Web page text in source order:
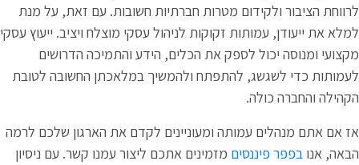
מטרות חברתיות חשובות. עם זאת, על מנת
לניהול עסקי מוצלח ויציב. ייעוץ עסקי
את הכלים, הידע והתמיכה הדרושים
ולהמשיך במלאכתן החשובה לטובת
ומעוניינים לקדם את הארגון שלכם לרמה
מזמינים אתכם ליצור עמנו קשר. עם ניסיון